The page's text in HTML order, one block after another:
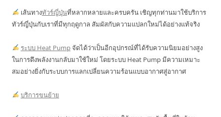
เส้นทางทัวร์ญี่ปุ่นที่หลากหลายและครบครัน เชิญทุกท่านมาใช้บริการ
ทัวร์ญี่ปุ่นกับเราที่มีทุกฤดูกาล สัมผัสกับความแปลกใหม่ได้อย่างแท้จริง
ระบบ Heat Pumpจัดได้ว่าเป็นอีกอุปกรณ์ที่ได้รับความนิยมอย่างสูง
ในการดึงพลังงานกลับมาใช้ใหม่ โดยระบบ Heat Pump มีความเหมาะ
สมอย่างยิ่งกับระบบการแลกเปลี่ยนความร้อนแบบอากาศสู่อากาศ
บริการขนย้าย